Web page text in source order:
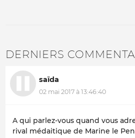
DERNIERS
saïda
02 mai 2017 à 13:46:40
A qui parlez-vous quand vous
rival médaitique de Marine le